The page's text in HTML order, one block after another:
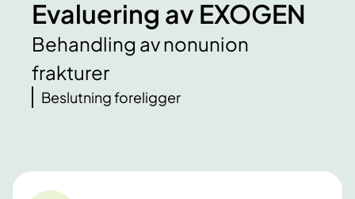
Evaluering av EXOGEN
Behandling av nonunion
frakturer
Beslutning foreligger